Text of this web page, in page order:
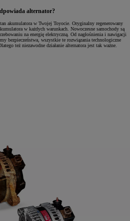
alternator?
akumulatora w Twojej Toyocie. Oryginalny regenerowany
w każdych warunkach. Nowoczesne samochody są
na energię elektryczną. Od nagłośnienia i nawigacji
bezpieczeństwa, wszystkie te rozwiązania technologiczne
też niezawodne działanie alternatora jest tak ważne.